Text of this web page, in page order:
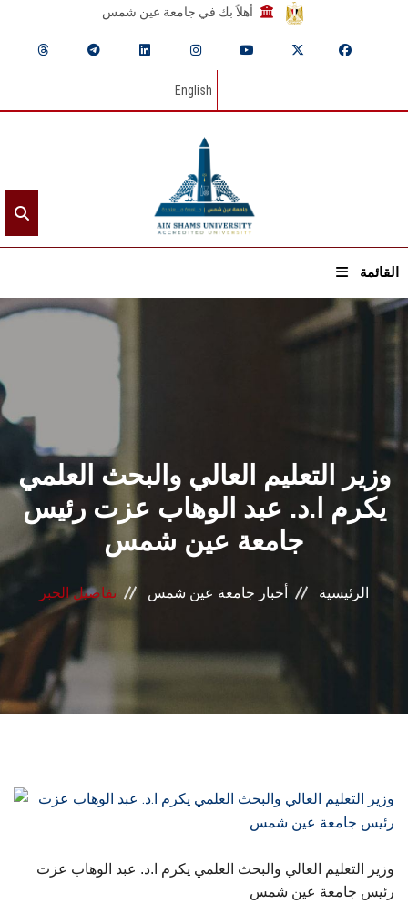
أهلاً بك في جامعة عين شمس
English
القائمة
الرئيسيـة
القطاعـات
الشئون الأكاديمية
البحث العلمي
المراكز والوحدات
الأنظمة الذكية
هيئة التدريس
وزير التعليم العالي والبحث العلمي
يكرم ا.د. عبد الوهاب عزت رئيس
جامعة عين شمس
الرئيسية أخبار جامعة عين شمس تفاصيل الخبر
وزير التعليم العالي والبحث العلمي يكرم ا.د. عبد الوهاب عزت
رئيس جامعة عين شمس